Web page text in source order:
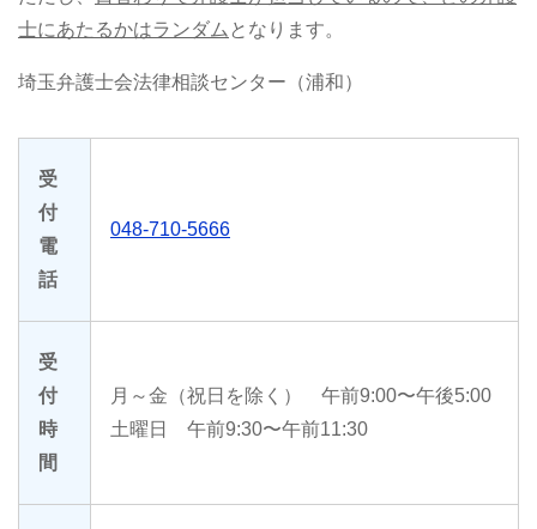
士にあたるかはランダム となります。
埼玉弁護士会法律相談センター（浦和）
受
付
電
話
048-710-5666
受
付
時
間
月～金（祝日を除く） 午前9:00〜午後5:00
土曜日 午前9:30〜午前11:30